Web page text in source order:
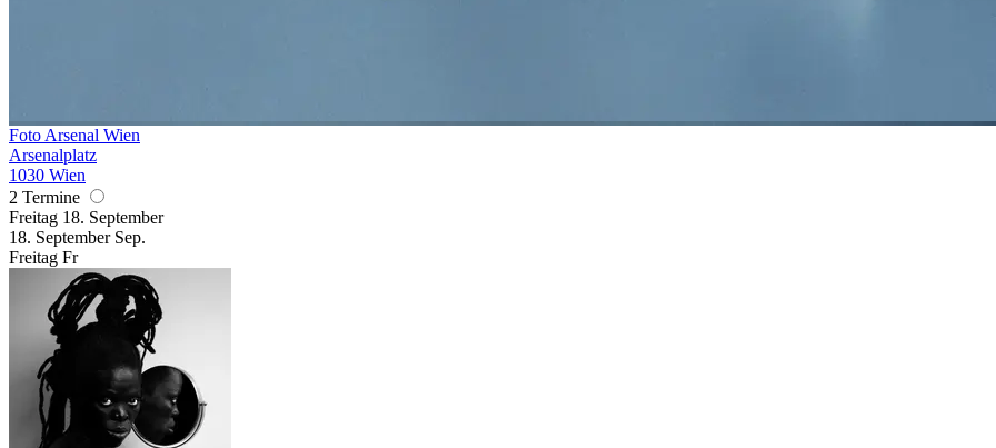
Foto Arsenal Wien
Arsenalplatz
1030 Wien
2 Termine
Freitag 18. September
18. September Sep.
Freitag Fr